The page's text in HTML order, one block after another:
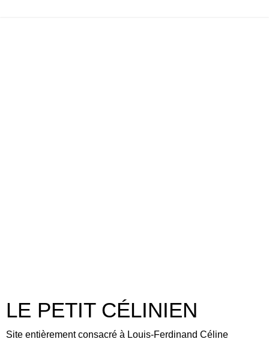
LE PETIT CÉLINIEN
Site entièrement consacré à Louis-Ferdinand Céline